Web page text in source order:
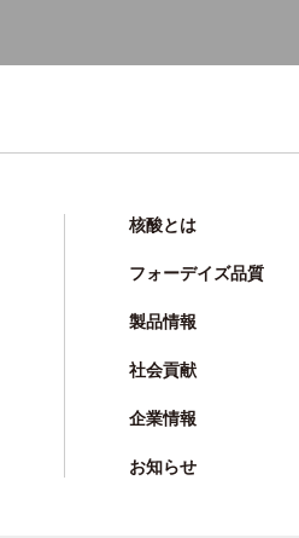
核酸とは
フォーデイズ品質
製品情報
社会貢献
企業情報
お知らせ